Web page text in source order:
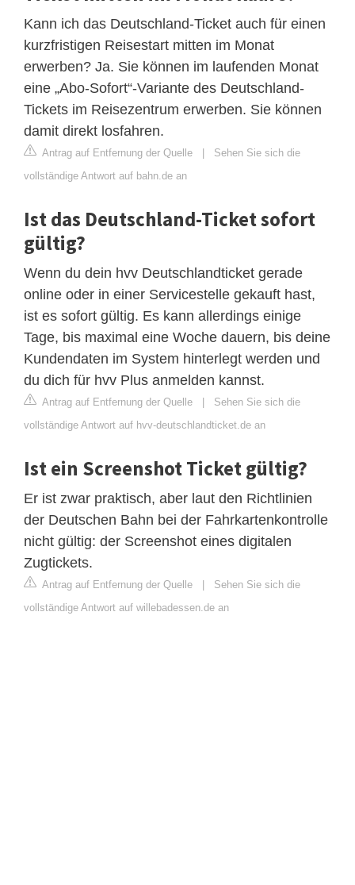
Kann ich das Deutschland-Ticket auch für einen
kurzfristigen Reisestart mitten im Monat
erwerben? Ja. Sie können im laufenden Monat
eine „Abo-Sofort“-Variante des Deutschland-
Tickets im Reisezentrum erwerben. Sie können
damit direkt losfahren.
Antrag auf Entfernung der Quelle | Sehen Sie sich die
vollständige Antwort auf bahn.de an
Ist das Deutschland-Ticket sofort
gültig?
Wenn du dein hvv Deutschlandticket gerade
online oder in einer Servicestelle gekauft hast,
ist es sofort gültig. Es kann allerdings einige
Tage, bis maximal eine Woche dauern, bis deine
Kundendaten im System hinterlegt werden und
du dich für hvv Plus anmelden kannst.
Antrag auf Entfernung der Quelle | Sehen Sie sich die
vollständige Antwort auf hvv-deutschlandticket.de an
Ist ein Screenshot Ticket gültig?
Er ist zwar praktisch, aber laut den Richtlinien
der Deutschen Bahn bei der Fahrkartenkontrolle
nicht gültig: der Screenshot eines digitalen
Zugtickets.
Antrag auf Entfernung der Quelle | Sehen Sie sich die
vollständige Antwort auf willebadessen.de an